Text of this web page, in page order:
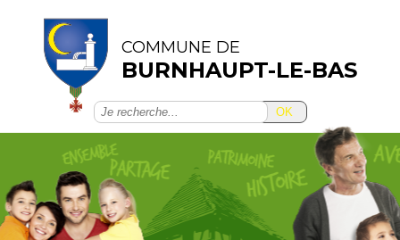
COMMUNE DE
BURNHAUPT-LE-BAS
OK